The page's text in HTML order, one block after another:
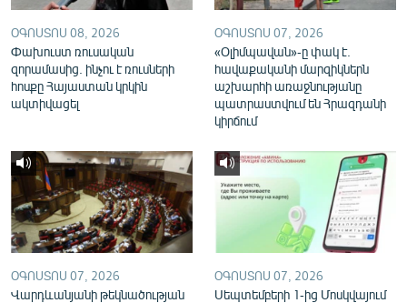
«Ազատության» բոլոր կայքերը
ՕԳՈՍՏՈՍ 08, 2026
Փախուստ ռուսական
զորամասից. ինչու է ռուսների
հոսքը Հայաստան կրկին
ակտիվացել
ՕԳՈՍՏՈՍ 07, 2026
«Օլիմպավան»-ը փակ է.
հավաքականի մարզիկներն
աշխարհի առաջնությանը
պատրաստվում են Հրազդանի
կիրճում
ՕԳՈՍՏՈՍ 07, 2026
Վարդևանյանի թեկնածության
ՕԳՈՍՏՈՍ 07, 2026
Սեպտեմբերի 1-ից Մոսկվայում